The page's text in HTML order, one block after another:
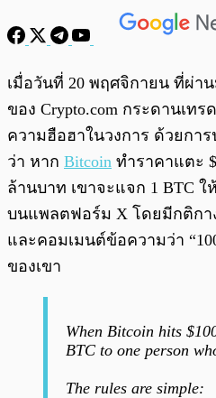
พร้อมเล่น
เมื่อวันที่ 20 พฤศจิกายน ที่ผ่าน
ของ Crypto.com กระดานเท
ความฮือฮาในวงการ ด้วยกา
ว่า หาก Bitcoin ทำราคาแตะ
ล้านบาท เขาจะแจก 1 BTC
บนแพลตฟอร์ม X โดยมีกติกา
และคอมเมนต์ข้อความว่า
ของเขา
When Bitcoin hits
BTC to one person
The rules are simple: